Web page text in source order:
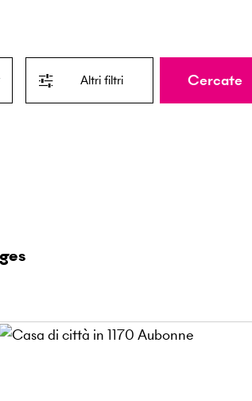
Altri filtri Cercate